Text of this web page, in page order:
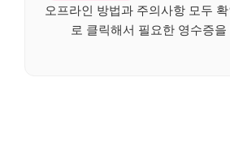
오프라인 방법과 주의사항 모두
로 클릭해서 필요한 영수증